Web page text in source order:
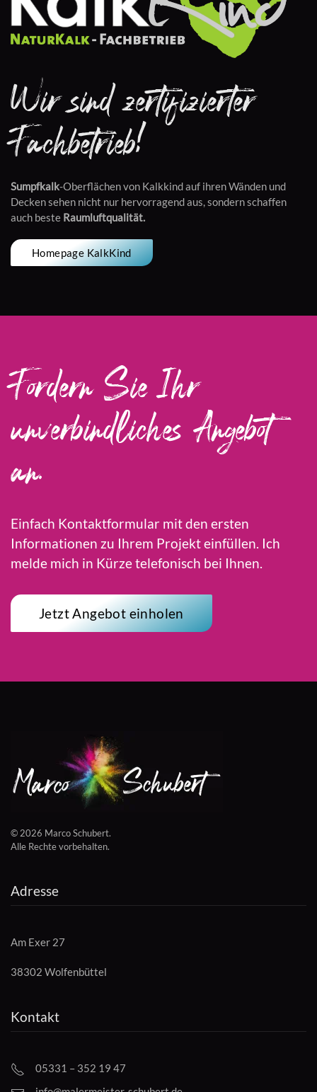
Wir sind zertifizierter
Fachbetrieb!
Sumpfkalk-Oberflächen von Kalkkind auf ihren Wänden und
Decken sehen nicht nur hervorragend aus, sondern schaffen
auch beste Raumluftqualität.
Homepage KalkKind
Fordern Sie Ihr
unverbindliches Angebot
an.
Einfach Kontaktformular mit den ersten
Informationen zu Ihrem Projekt einfüllen. Ich
melde mich in Kürze telefonisch bei Ihnen.
Jetzt Angebot einholen
©2026 Marco Schubert.
Alle Rechte vorbehalten.
Adresse
Am Exer 27
38302 Wolfenbüttel
Kontakt
05331 – 352 19 47